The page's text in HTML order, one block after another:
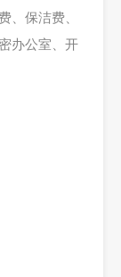
、保洁费、
办公室、开